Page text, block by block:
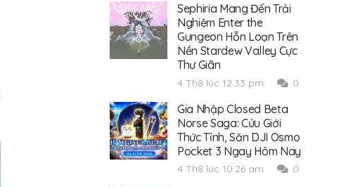
Sephiria Mang Đến Trải
Nghiệm Enter the
Gungeon Hỗn Loạn Trên
Nền Stardew Valley Cực
Thư Giãn
4 Th8 lúc 12:33 pm 0
Gia Nhập Closed Beta
Norse Saga: Cửu Giới
Thức Tỉnh, Săn DJI Osmo
Pocket 3 Ngay Hôm Nay
4 Th8 lúc 10:26 am 0